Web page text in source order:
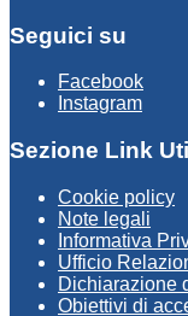
Seguici su
Facebook
Instagram
Sezione Link
Cookie policy
Note legali
Informativa
Ufficio
Dichiarazione
Obiettivi di